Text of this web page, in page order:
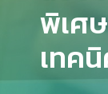
พิเศ
เทค